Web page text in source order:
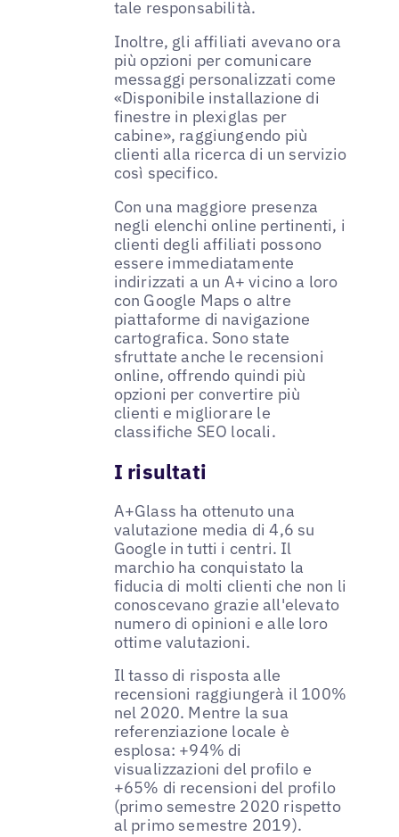
tale responsabilità.
Inoltre, gli affiliati avevano ora
più opzioni per comunicare
messaggi personalizzati come
«Disponibile installazione di
finestre in plexiglas per
cabine», raggiungendo più
clienti alla ricerca di un servizio
così specifico.
Con una maggiore presenza
negli elenchi online pertinenti, i
clienti degli affiliati possono
essere immediatamente
indirizzati a un A+ vicino a loro
con Google Maps o altre
piattaforme di navigazione
cartografica. Sono state
sfruttate anche le recensioni
online, offrendo quindi più
opzioni per convertire più
clienti e migliorare le
classifiche SEO locali.
I risultati
A+Glass ha ottenuto una
valutazione media di 4,6 su
Google in tutti i centri. Il
marchio ha conquistato la
fiducia di molti clienti che non li
conoscevano grazie all'elevato
numero di opinioni e alle loro
ottime valutazioni.
Il tasso di risposta alle
recensioni raggiungerà il 100%
nel 2020. Mentre la sua
referenziazione locale è
esplosa: +94% di
visualizzazioni del profilo e
+65% di recensioni del profilo
(primo semestre 2020 rispetto
al primo semestre 2019).